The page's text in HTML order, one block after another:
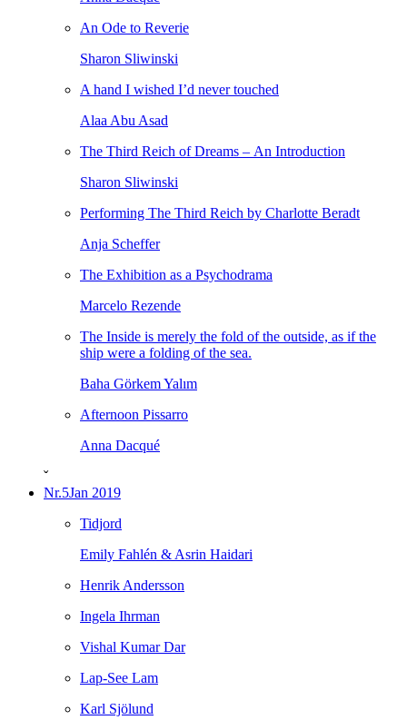
An Ode to Reverie
Sharon Sliwinski
A hand I wished I’d never touched
Alaa Abu Asad
The Third Reich of Dreams – An Introduction
Sharon Sliwinski
Performing The Third Reich by Charlotte Beradt
Anja Scheffer
The Exhibition as a Psychodrama
Marcelo Rezende
The Inside is merely the fold of the outside, as if the
ship were a folding of the sea.
Baha Görkem Yalım
Afternoon Pissarro
Anna Dacqué
ˇ
Nr.5Jan 2019
Tidjord
Emily Fahlén & Asrin Haidari
Henrik Andersson
Ingela Ihrman
Vishal Kumar Dar
Lap-See Lam
Karl Sjölund